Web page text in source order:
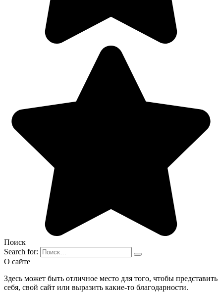
Поиск
Search for:
О сайте
Здесь может быть отличное место для того, чтобы представить
себя, свой сайт или выразить какие-то благодарности.